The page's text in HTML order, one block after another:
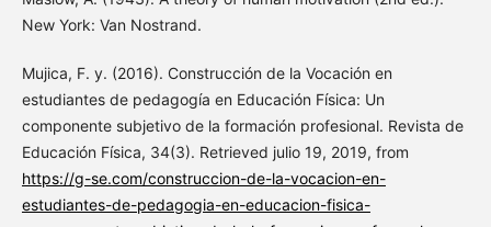
New York: Van Nostrand.
Mujica, F. y. (2016). Construcción de la Vocación en
estudiantes de pedagogía en Educación Física: Un
componente subjetivo de la formación profesional. Revista de
Educación Física, 34(3). Retrieved julio 19, 2019, from
https://g-se.com/construccion-de-la-vocacion-en-
estudiantes-de-pedagogia-en-educacion-fisica-